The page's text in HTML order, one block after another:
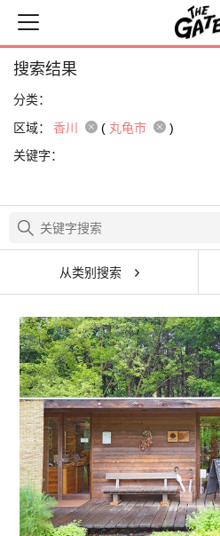
搜索结果
分类：
区域：
香川 ( 丸龟市
)
关键字：
从类别搜索